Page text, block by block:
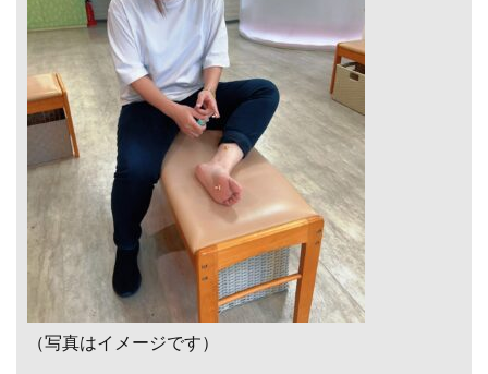
（写真はイメージです）